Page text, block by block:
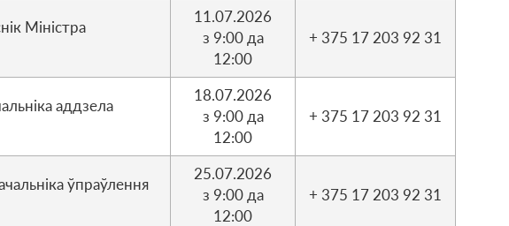
Міністра
11.07.2026
з 9:00 да
12:00
+ 375 17 203 92 31
аддзела
18.07.2026
з 9:00 да
12:00
+ 375 17 203 92 31
ўпраўлення
25.07.2026
з 9:00 да
12:00
+ 375 17 203 92 31